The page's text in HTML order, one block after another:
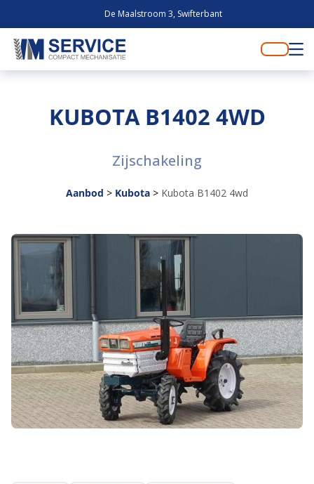
De Maalstroom 3, Swifterbant
KUBOTA B1402 4WD
Zijschakeling
Aanbod > Kubota > Kubota B1402 4wd